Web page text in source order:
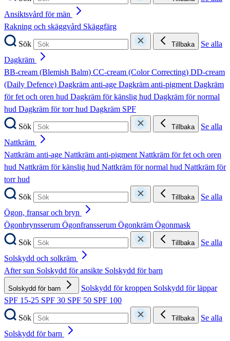
Ansiktsvård för män
Rakning och skäggvård Skäggfärg
Sök
Tillbaka
Se alla
Dagkräm
BB-cream (Blemish Balm) CC-cream (Color Correcting) DD-cream
(Daily Defence) Dagkräm anti-age Dagkräm anti-pigmentDagkräm
för fet och oren hud Dagkräm för känslig hud Dagkräm för normal
hud Dagkräm för torr hud Dagkräm SPF
Sök
Tillbaka
Se alla
Nattkräm
Nattkräm anti-age Nattkräm anti-pigmentNattkräm för fet och oren
hud Nattkräm för känslig hud Nattkräm för normal hud Nattkräm för
torr hud
Sök
Tillbaka
Se alla
Ögon, fransar och bryn
Ögonbrynsserum Ögonfransserum Ögonkräm Ögonmask
Sök
Tillbaka
Se alla
Solskydd och solkräm
After sun Solskydd för ansikte Solskydd för barn
Solskydd för barn Solskydd för kroppen Solskydd för läppar
SPF 15-25 SPF 30 SPF 50 SPF 100
Sök
Tillbaka
Se alla
Solskydd för barn